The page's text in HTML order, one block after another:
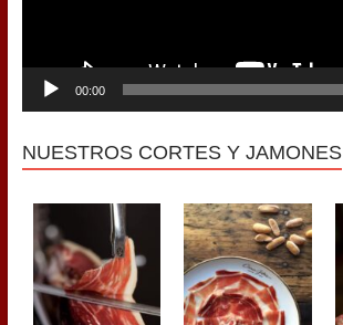
00:00
NUESTROS CORTES Y JAMONES